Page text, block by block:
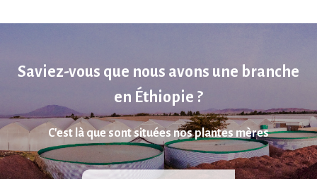
Saviez-vous que nous avons une branche
en Éthiopie ?
C'est là que sont situées nos plantes mères